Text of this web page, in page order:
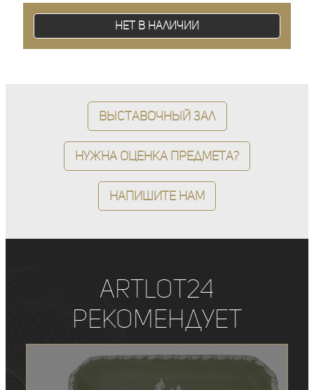
Нет в наличии
Выставочный зал
Нужна оценка предмета?
Напишите нам
ArtLot24
рекомендует